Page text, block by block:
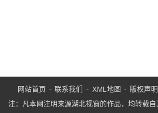
网站首页 -联系我们 - XML地图 -版权声明
注：凡本网注明来源湖北视窗的作品，均转载